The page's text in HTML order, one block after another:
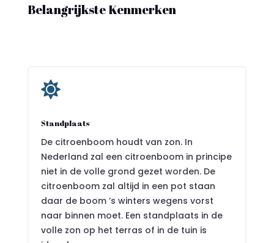
Belangrijkste Kenmerken

Standplaats
De citroenboom houdt van zon. In
Nederland zal een citroenboom in principe
niet in de volle grond gezet worden. De
citroenboom zal altijd in een pot staan
daar de boom ’s winters wegens vorst
naar binnen moet. Een standplaats in de
volle zon op het terras of in de tuin is